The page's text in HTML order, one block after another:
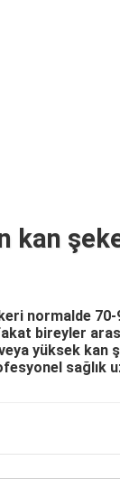
kan
normalde
bireyler
yüksek kan
sağlık